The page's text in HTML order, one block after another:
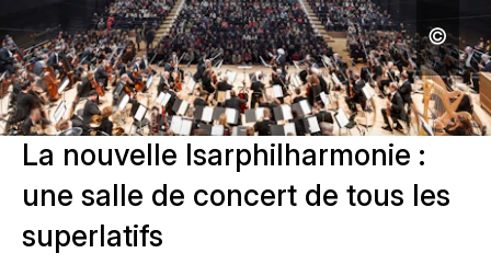
La nouvelle Isarphilharmonie :
une salle de concert de tous les
superlatifs